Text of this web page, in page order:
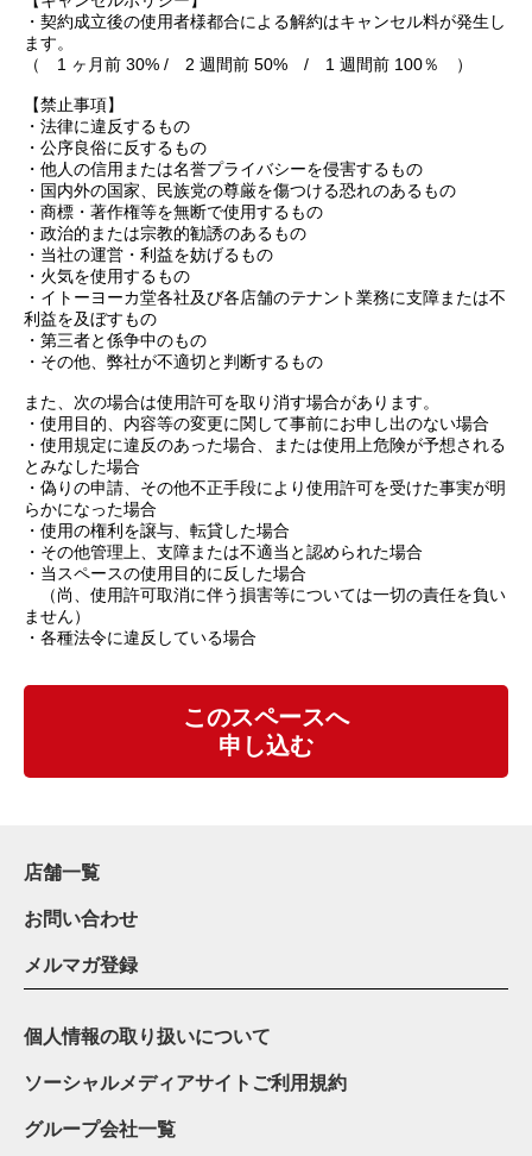
・契約成立後の使用者様都合による解約はキャンセル料が発生し
ます。
（ 1 ヶ月前 30% / 2 週間前 50% / 1 週間前 100％ ）
【禁止事項】
・法律に違反するもの
・公序良俗に反するもの
・他人の信用または名誉プライバシーを侵害するもの
・国内外の国家、民族党の尊厳を傷つける恐れのあるもの
・商標・著作権等を無断で使用するもの
・政治的または宗教的勧誘のあるもの
・当社の運営・利益を妨げるもの
・火気を使用するもの
・ イトーヨーカ堂各社及び各店舗のテナント業務に支障または不
利益を及ぼすもの
・第三者と係争中のもの
・その他、弊社が不適切と判断するもの
また、次の場合は使用許可を取り消す場合があります。
・使用目的、内容等の変更に関して事前にお申し出のない場合
・使用規定に違反のあった場合、または使用上危険が予想される
とみなした場合
・偽りの申請、その他不正手段により使用許可を受けた事実が明
らかになった場合
・使用の権利を譲与、転貸した場合
・その他管理上、支障または不適当と認められた場合
・当スペースの使用目的に反した場合
（尚、使用許可取消に伴う損害等については一切の責任を負い
ません）
・各種法令に違反している場合
このスペースへ
申し込む
店舗一覧
お問い合わせ
メルマガ登録
個人情報の取り扱いについて
ソーシャルメディアサイトご利用規約
グループ会社一覧